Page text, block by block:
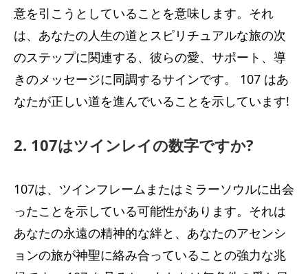
意を引こうとしていることを意味します。それ
は、あなたの人生の道とスピリチュアルな旅の次
のステップに関連する、彼らの愛、サポート、導
きのメッセージに同調するサインです。 107 はあ
なたが正しい道を進んでいることを示しています!
2. 107はツインレイの数字ですか?
107は、ツインフレームまたはミラーソウルに出会
ったことを示している可能性があります。それは
あなたの永遠の精神的な絆と、あなたのアセンシ
ョンの旅が神聖に絡み合っていることの強力な兆